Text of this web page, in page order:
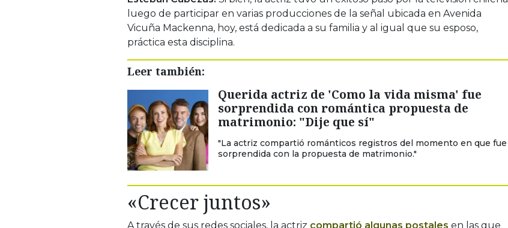
luego de participar en varias producciones de la señal ubicada en Avenida
Vicuña Mackenna, hoy, está dedicada a su familia y al igual que su esposo,
práctica esta disciplina.
Leer también:
Querida actriz de 'Como la vida misma' fue
sorprendida con romántica propuesta de
matrimonio: "Dije que sí"
"La actriz compartió románticos registros del momento en que fue
sorprendida con la propuesta de matrimonio."
«Crecer juntos»
A través de sus redes sociales, la actriz compartió algunas postales en las que